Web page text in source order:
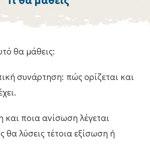
θα μάθεις:
συνάρτηση: πώς ορίζεται και
και ποια ανίσωση λέγεται
θα λύσεις τέτοια εξίσωση ή